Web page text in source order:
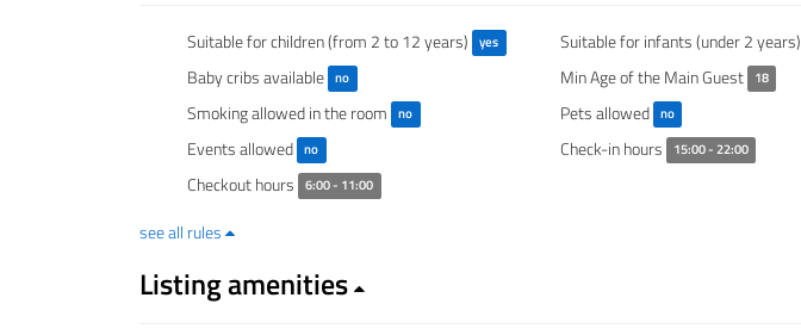
Suitable for children (from 2 to 12 years) yes Suitable for infants (under 2 years)
Baby cribs available no Min Age of the Main Guest 18
Smoking allowed in the room no Pets allowed no
Events allowed no Check-in hours 15:00 - 22:00
Checkout hours 6:00 - 11:00
see all rules
Listing amenities